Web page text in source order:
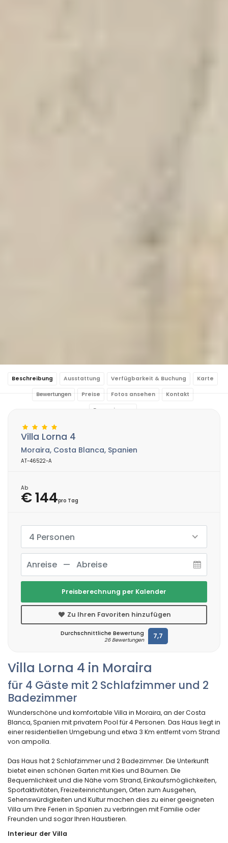
Beschreibung Ausstattung Verfügbarkeit & Buchung Karte
Bewertungen Preise Fotos ansehen Kontakt
Reservierung
Villa Lorna 4 in Moraira
für 4 Gäste mit 2 Schlafzimmer und 2
Badezimmer
Wunderschöne und komfortable Villa in Moraira, an der Costa
Blanca, Spanien mit privatem Pool für 4 Personen. Das Haus liegt in
einer residentiellen Umgebung und etwa 3 Km entfernt vom Strand
von ampolla.
Das Haus hat 2 Schlafzimmer und 2 Badezimmer. Die Unterkunft
bietet einen schönen Garten mit Kies und Bäumen. Die
Bequemlichkeit und die Nähe vom Strand, Einkaufsmöglichkeiten,
Sportaktivitäten, Freizeiteinrichtungen, Orten zum Ausgehen,
Sehenswürdigkeiten und Kultur machen dies zu einer geeigneten
Villa um Ihre Ferien in Spanien zu verbringen mit Familie oder
Freunden und sogar Ihren Haustieren.
Interieur der Villa
Villa Lorna 4
Moraira, Costa Blanca, Spanien
AT-46522-A
Ab
€ 144pro Tag
4 Personen
Preisberechnung per Kalender
Zu Ihren Favoriten hinzufügen
Durchschnittliche Bewertung
26 Bewertungen 7,7